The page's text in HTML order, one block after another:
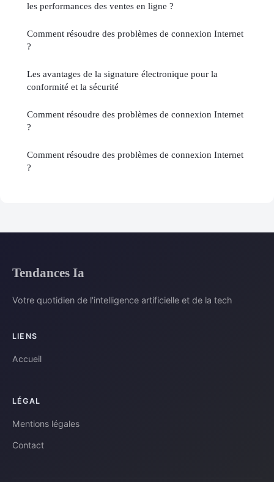
les performances des ventes en ligne ?
Comment résoudre des problèmes de connexion Internet
?
Les avantages de la signature électronique pour la
conformité et la sécurité
Comment résoudre des problèmes de connexion Internet
?
Comment résoudre des problèmes de connexion Internet
?
Tendances Ia
Votre quotidien de l'intelligence artificielle et de la tech
LIENS
Accueil
LÉGAL
Mentions légales
Contact